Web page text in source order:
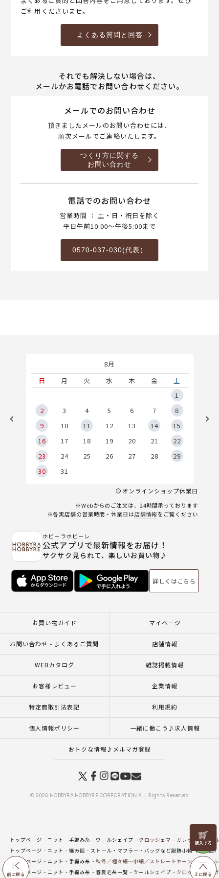
前に戻る
リリヤン
フェア
上に戻る
ご利用くださいませ。
よくある質問と回答
それでも解決しない場合は、
メールかお電話でお問い合わせください。
メールでのお問い合わせ
頂きましたメールのお問い合わせには、
順次メールでご連絡いたします。
つくり方に関する
お問い合わせ
電話でのお問い合わせ
営業時間 ： 土・日・祝日を除く
平日午前10:00～午後5:00まで
0570-037-030(代表）
8月
日
月 火 水 木 金
土
1
2
3 4 5 6 7
8
9
10 11 12 13 14
15
16
17 18 19 20 21
22
23
24 25 26 27 28
29
30
31
オンラインショップ休業日
※Webからのご注文は、24時間承っております
※各実店舗の営業時間・休業日は店舗情報をご覧ください
ホビーラホビーレ
公式アプリで最新情報をお届け！
サクサク見られて、楽しいお買い物♪
詳しくはこちら
お買い物ガイド マイページ
お問い合わせ - よくあるご質問 店舗情報
WEBカタログ 雑誌掲載情報
お客様レビュー 企業情報
特定商取引法表記 利用規約
個人情報ポリシー 一緒に働こう♪求人情報
おトクな情報♪メルマガ登録
© 2026 HOBBYRA HOBBYRE CORPORATION ALL Rights Reserved
トップページ ニット 手編み糸 ウールシェイプ
クロッシェマーガレット＜ウー
トップページ
ニット 編み図
ストール・マフラー・バッグなど服飾小物（編み図）
トップページ
ニット 手編み糸 秋冬／極々細～中細／ストレートヤーン
ウール
トップページ
ニット 手編み糸 春夏毛糸一覧 ウールシェイプ クロッシェマー